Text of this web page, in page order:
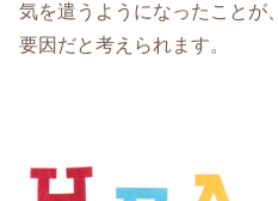
気を遣うようになったことが、
要因だと考えられます。